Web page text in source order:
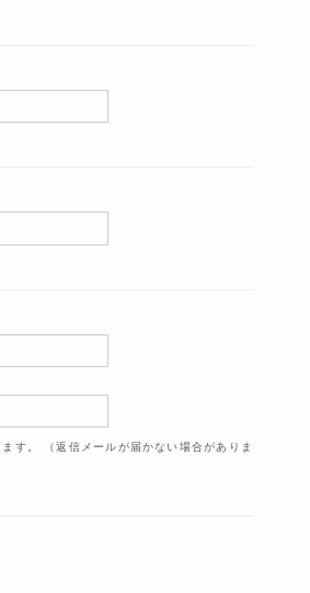
す。 （返信メールが届かない場合がありま